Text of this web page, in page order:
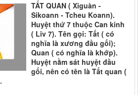
TẤT QUAN ( Xiguàn -
Sikoann - Tcheu Koann).
Huyệt thứ 7 thuộc Can kinh
( Liv 7). Tên gọi: Tất ( có
nghĩa là xương đầu gối);
Quan ( có nghĩa là khớp).
Huyệt nằm sát huyệt đầu
gối, nên có tên là Tất quan (